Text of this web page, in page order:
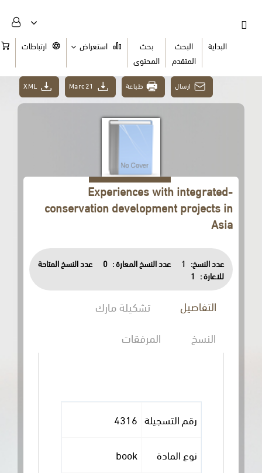
البحث
بحث
المحتوى
استعراض ارتباطات السلة
ارسال طباعة Marc21
Experiences with integrated-
conservation development projects in
عدد النسخ: 1 عدد النسخ المعارة : 0
عدد النسخ المتاحة
للاعارة :
1
التفاصيل
تشكيلة مارك
المرفقات
رقم التسجيلة 4316
نوع المادة book